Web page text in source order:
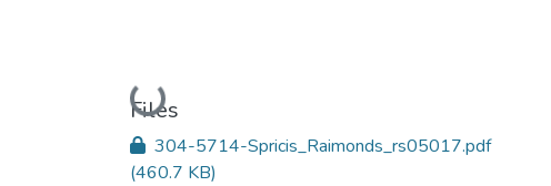
Loading...
Files
304-5714-Spricis_Raimonds_rs05017.pdf
(460.7 KB)